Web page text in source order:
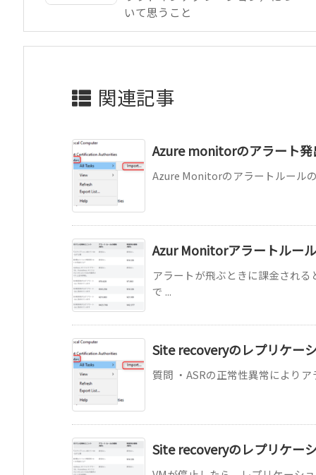
いて思うこと
関連記事
Azure monitorのアラート発
Azure Monitorのアラートルール
Azur Monitorアラートルー
アラートが飛ぶときに課金され
で ...
Site recoveryのレプリケー
質問 ・ASRの正常性異常により
Site recoveryのレプリケー